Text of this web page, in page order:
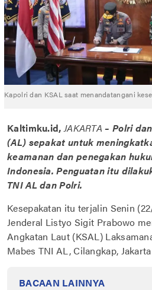
Kapolri dan KSAL saat menandatangani
Kaltimku.id, JAKARTA – Polri
(AL) sepakat untuk
keamanan dan penegakan
Indonesia. Penguatan itu
TNI AL dan Polri.
Kesepakatan itu terjalin Senin
Jenderal Listyo Sigit Prabowo
Angkatan Laut (KSAL)
Mabes TNI AL, Cilangkap,
BACAAN LAINNYA